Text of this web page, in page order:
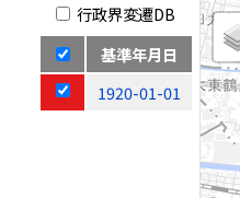
行政界変遷DB
基準年月日
1920-01-01